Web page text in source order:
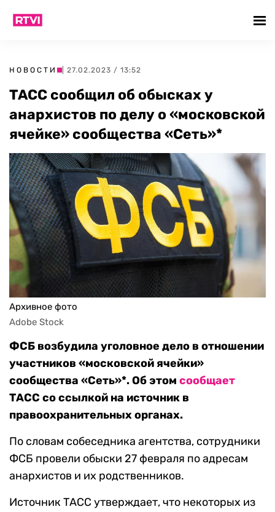
НОВОСТИ | 27.02.2023 / 13:52
ТАСС сообщил об обысках у
анархистов по делу о «московской
ячейке» сообщества «Сеть»*
Архивное фото
Adobe Stock
ФСБ возбудила уголовное дело в отношении
участников «московской ячейки»
сообщества «Сеть»*. Об этом сообщает
ТАСС со ссылкой на источник в
правоохранительных органах.
По словам собеседника агентства, сотрудники
ФСБ провели обыски 27 февраля по адресам
анархистов и их родственников.
Источник ТАСС утверждает, что некоторых из